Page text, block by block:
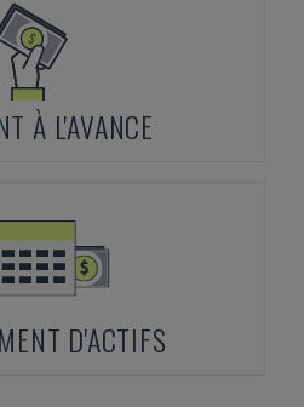
À L'AVANCE
D'ACTIFS